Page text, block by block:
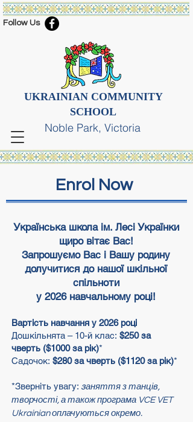
Follow Us
UKRAINIAN COMMUNITY
SCHOOL
Noble Park, Victoria
Enrol Now
Українська школа ім. Лесі Українки
щиро вітає Вас!
Запрошуємо Вас і Вашу родину
долучитися до нашої шкільної
спільноти
у 2026 навчальному році!
Вартість навчання у 2026 році
Дошкільнята – 10-й клас: $250 за
чверть ($1000 за рік)*
Садочок: $280 за чверть ($1120 за рік)*
*Зверніть увагу: заняття з танців,
творчості, а також програма VCE VET
Ukrainian оплачуються окремо.